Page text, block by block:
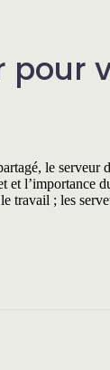
pour
le serveur
et l’importance
; les